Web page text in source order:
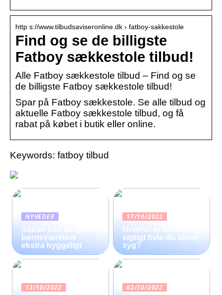
http s://www.tilbudsaviseronline.dk › fatboy-sakkestole
Find og se de billigste
Fatboy sækkestole tilbud!
Alle Fatboy sækkestole tilbud – Find og se
de billigste Fatboy sækkestole tilbud!
Spar på Fatboy sækkestole. Se alle tilbud og
aktuelle Fatboy sækkestole tilbud, og få
rabat på købet i butik eller online.
Keywords: fatboy tilbud
NYHEDER
Sådan kan du gøre
børneværelset
ekstra hyggeligt
17/10/2022
Hvorfor er lønsikring
vigtigt hvis du bliver
syg?
13/10/2022 02/10/2022